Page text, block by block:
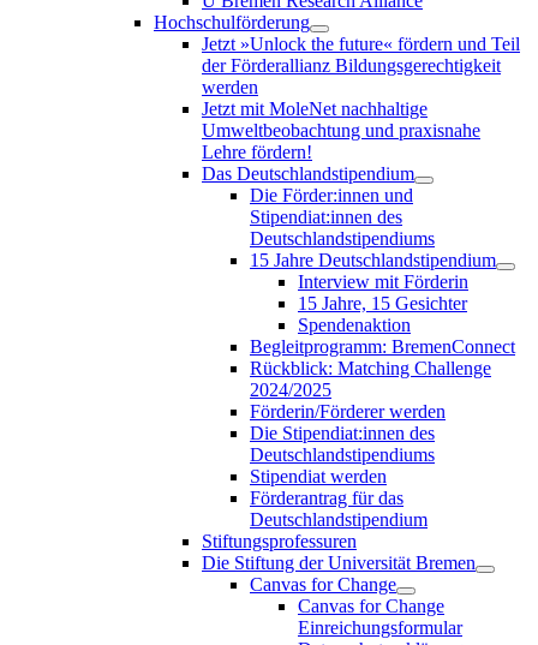
Hochschulförderung
Jetzt »Unlock the future« fördern und Teil
der Förderallianz Bildungsgerechtigkeit
werden
Jetzt mit MoleNet nachhaltige
Umweltbeobachtung und praxisnahe
Lehre fördern!
Das Deutschlandstipendium
Die Förder:innen und
Stipendiat:innen des
Deutschlandstipendiums
15 Jahre Deutschlandstipendium
Interview mit Förderin
15 Jahre, 15 Gesichter
Spendenaktion
Begleitprogramm: BremenConnect
Rückblick: Matching Challenge
2024/2025
Förderin/Förderer werden
Die Stipendiat:innen des
Deutschlandstipendiums
Stipendiat werden
Förderantrag für das
Deutschlandstipendium
Stiftungsprofessuren
Die Stiftung der Universität Bremen
Canvas for Change
Canvas for Change
Einreichungsformular